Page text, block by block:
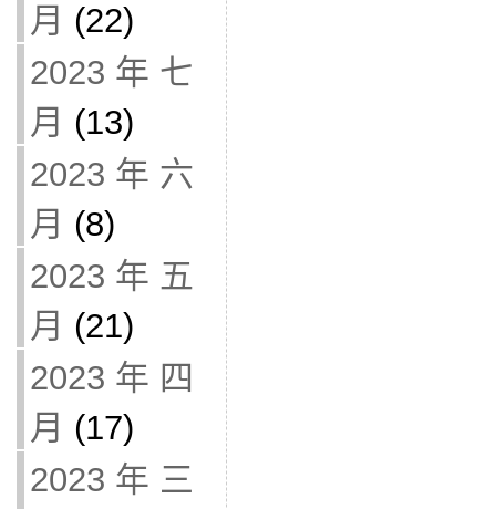
月 (22)
2023 年 七
月 (13)
2023 年 六
月 (8)
2023 年 五
月 (21)
2023 年 四
月 (17)
2023 年 三